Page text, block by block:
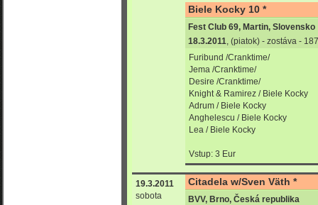
Biele Kocky 10 *
Fest Club 69, Martin, Slovensko
18.3.2011 , (piatok) - zostáva -
Furibund /Cranktime/
Jema /Cranktime/
Desire /Cranktime/
Knight & Ramirez / Biele Kocky
Adrum / Biele Kocky
Anghelescu / Biele Kocky
Lea / Biele Kocky
Vstup: 3 Eur
19.3.2011
sobota
Citadela w/Sven Väth *
BVV, Brno, Česká republika